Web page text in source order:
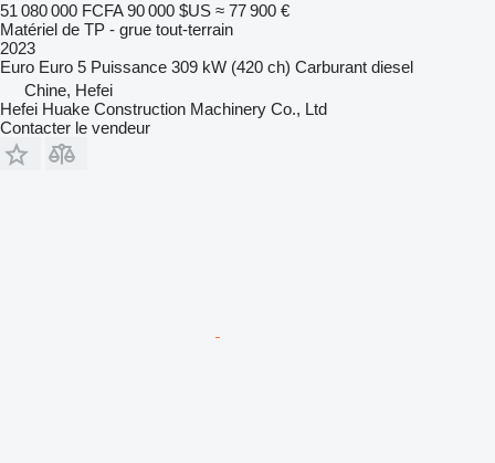
51 080 000 FCFA 90 000 $US ≈ 77 900 €
Matériel de TP - grue tout-terrain
2023
Euro Euro 5 Puissance 309 kW (420 ch) Carburant diesel
Chine, Hefei
Hefei Huake Construction Machinery Co., Ltd
Contacter le vendeur